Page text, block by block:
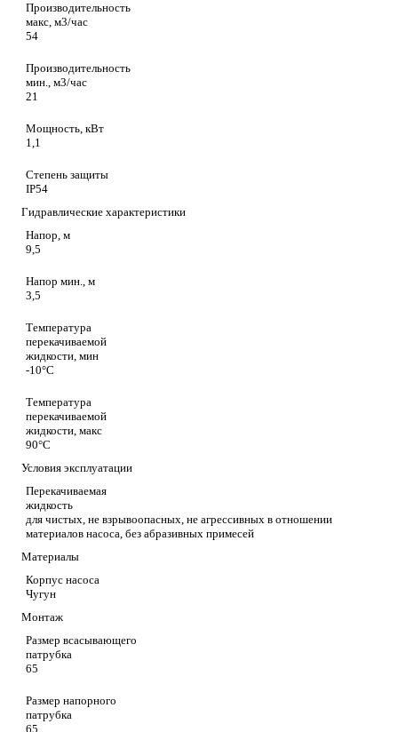
Производительность
макс, м3/час
54
Производительность
мин., м3/час
21
Мощность, кВт
1,1
Степень защиты
IP54
Гидравлические характеристики
Напор, м
9,5
Напор мин., м
3,5
Температура
перекачиваемой
жидкости, мин
-10°C
Температура
перекачиваемой
жидкости, макс
90°C
Условия эксплуатации
Перекачиваемая
жидкость
для чистых, не взрывоопасных, не агрессивных в отношении
материалов насоса, без абразивных примесей
Материалы
Корпус насоса
Чугун
Монтаж
Размер всасывающего
патрубка
65
Размер напорного
патрубка
65